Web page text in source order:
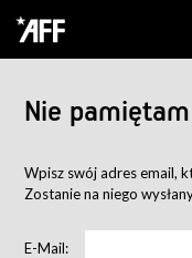
Nie
Wpisz swój adres email,
Zostanie na niego
E-Mail: